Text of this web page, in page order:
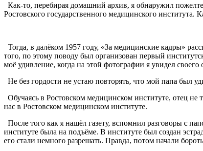
Как-то, перебирая домашний архив, я обнаружил
Ростовского государственного медицинского института.
Тогда, в далёком 1957 году, «За медицинские кадры»
того, по этому поводу был организован первый
моё удивление, когда на этой фотографии я увидел
Не без гордости не устаю повторять, что мой папа был
Обучаясь в Ростовском медицинском институте, отец не
нас в Ростовском медицинском институте.
После того как я нашёл газету, вспомнил разговоры с
институте была на подъёме. В институте был создан
его стали немного разрешать. Правда, потом начали